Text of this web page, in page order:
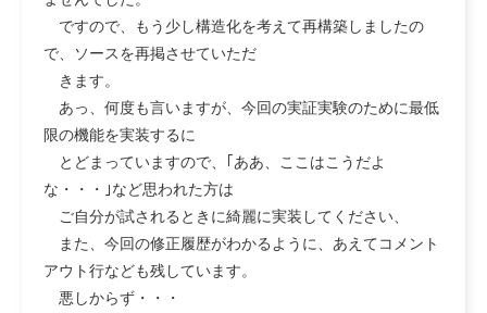
ですので、もう少し構造化を考えて再構築しましたの
で、ソースを再掲させていただ
きます。
あっ、何度も言いますが、今回の実証実験のために最低
限の機能を実装するに
とどまっていますので、｢ああ、ここはこうだよ
な・・・｣など思われた方は
ご自分が試されるときに綺麗に実装してください、
また、今回の修正履歴がわかるように、あえてコメント
アウト行なども残しています。
悪しからず・・・